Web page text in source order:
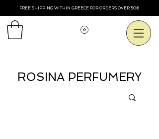
FREE SHIPPING WITHIN GREECE FOR ORDERS OVER 50€
Voir les points
ROSINA PERFUMERY